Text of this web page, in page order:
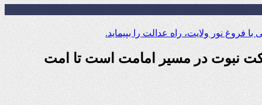
نبوت در مسیر امامت است تا امت